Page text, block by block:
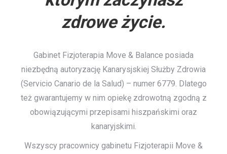
zdrowe życie.
Gabinet Fizjoterapia Move & Balance posiada
niezbędną autoryzację Kanarysjskiej Służby Zdrowia
(Servicio Canario de la Salud) – numer 6779. Dlatego
też gwarantujemy w nim opiekę zdrowotną zgodną z
obowiązującymi przepisami hiszpańskimi oraz
kanaryjskimi.
Wszyscy pracownicy gabinetu Fizjoterapii Move &